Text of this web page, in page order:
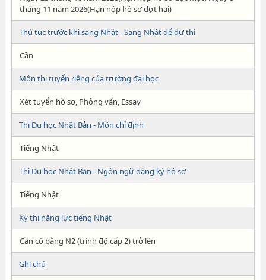
tháng 11 năm 2026(Hạn nộp hồ sơ đợt hai)
Thủ tục trước khi sang Nhật - Sang Nhật để dự thi
Cần
Môn thi tuyển riêng của trường đại học
Xét tuyển hồ sơ, Phỏng vấn, Essay
Thi Du học Nhật Bản - Môn chỉ định
Tiếng Nhật
Thi Du học Nhật Bản - Ngôn ngữ đăng ký hồ sơ
Tiếng Nhật
Kỳ thi năng lực tiếng Nhật
Cần có bằng N2 (trình độ cấp 2) trở lên
Ghi chú